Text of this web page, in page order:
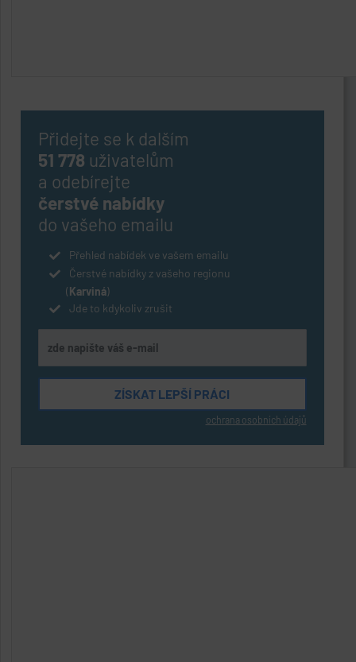
Přidejte se k dalším
51 778 uživatelům
a odebírejte
čerstvé nabídky
do vašeho emailu
Přehled nabídek ve vašem emailu
Čerstvé nabídky z vašeho regionu
(Karviná)
Jde to kdykoliv zrušit
ochrana osobních údajů